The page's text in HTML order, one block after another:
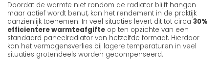
Doordat de warmte niet rondom de radiator blijft hangen
maar actief wordt benut, kan het rendement in de praktijk
aanzienlijk toenemen. In veel situaties levert dit tot circa 30%
efficientere warmteafgifte op ten opzichte van een
standaard paneelradiator van hetzelfde formaat. Hierdoor
kan het vermogensverlies bij lagere temperaturen in veel
situaties grotendeels worden gecompenseerd.